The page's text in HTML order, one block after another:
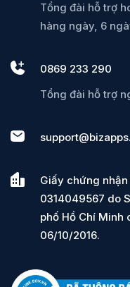
Tổng đài hỗ trợ
hàng ngày, 6
0869 233 290
Tổng đài hỗ trợ
Giấy chứng
0314049567 do
phố Hồ Chí Minh
06/10/2016.